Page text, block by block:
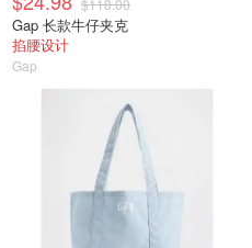
$118.00
Gap 长款牛仔夹克
掐腰设计
Gap